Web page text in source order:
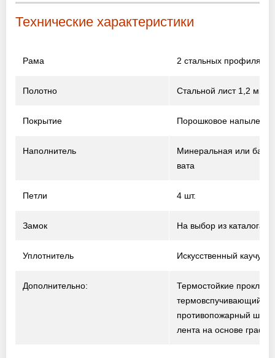
ЗАПРОСИТЬ РАСЧЕТ
Закажите звонок
info@protivopozharnie-dveri.ru
Технические характеристики
Рама 2 стальных профиля 2
Полотно Стальной лист 1,2 мм
Покрытие Порошковое напыление
Наполнитель
Минеральная или
вата
Петли 4 шт.
Замок На выбор из каталога
Уплотнитель Искусственный каучук
Дополнительно:
Термостойкие
термовспучивающийся
противопожарный
лента на основе